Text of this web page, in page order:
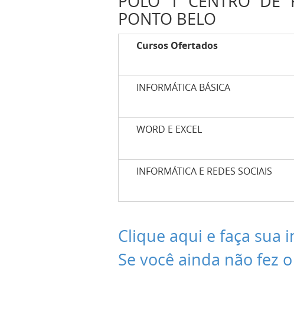
PONTO BELO
Cursos Ofertados
INFORMÁTICA BÁSICA
WORD E EXCEL
INFORMÁTICA E REDES SOCIAIS
Clique aqui e faça sua
Se você ainda não fez